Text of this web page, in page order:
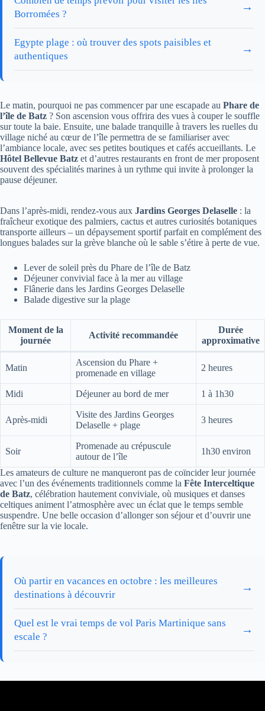
Borromées ?
→
Egypte plage : où trouver des spots paisibles et
authentiques
→
Le matin, pourquoi ne pas commencer par une escapade au Phare de
l’île de Batz ? Son ascension vous offrira des vues à couper le souffle
sur toute la baie. Ensuite, une balade tranquille à travers les ruelles du
village niché au cœur de l’île permettra de se familiariser avec
l’ambiance locale, avec ses petites boutiques et cafés accueillants. Le
Hôtel Bellevue Batz et d’autres restaurants en front de mer proposent
souvent des spécialités marines à un rythme qui invite à prolonger la
pause déjeuner.
Dans l’après-midi, rendez-vous aux Jardins Georges Delaselle : la
fraîcheur exotique des palmiers, cactus et autres curiosités botaniques
transporte ailleurs – un dépaysement sportif parfait en complément des
longues balades sur la grève blanche où le sable s’étire à perte de vue.
Lever de soleil près du Phare de l’île de Batz
Déjeuner convivial face à la mer au village
Flânerie dans les Jardins Georges Delaselle
Balade digestive sur la plage
Moment de la
journée
Activité recommandée
Durée
approximative
Matin
Ascension du Phare +
promenade en village
2 heures
Midi Déjeuner au bord de mer 1 à 1h30
Après-midi
Visite des Jardins Georges
Delaselle + plage
3 heures
Soir
Promenade au crépuscule
autour de l’île
1h30 environ
Les amateurs de culture ne manqueront pas de coïncider leur journée
avec l’un des événements traditionnels comme la Fête Interceltique
de Batz, célébration hautement conviviale, où musiques et danses
celtiques animent l’atmosphère avec un éclat que le temps semble
suspendre. Une belle occasion d’allonger son séjour et d’ouvrir une
fenêtre sur la vie locale.
Où partir en vacances en octobre : les meilleures
destinations à découvrir
→
Quel est le vrai temps de vol Paris Martinique sans
escale ?
→